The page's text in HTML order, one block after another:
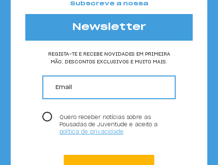
Subscreve a nossa
Newsletter
REGISTA-TE E RECEBE NOVIDADES EM PRIMEIRA
MÃO, DESCONTOS EXCLUSIVOS E MUITO MAIS.
email
Quero receber notícias sobre as
Pousadas de Juventude e aceito a
política de privacidade